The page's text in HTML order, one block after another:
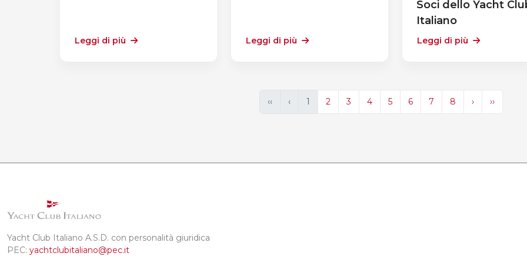
Leggi di più Leggi di più
Soci dello Yacht
Italiano
Leggi di più
‹‹ ‹ 1 2 3 4 5 6 7 8 › ››
Yacht Club Italiano A.S.D. con personalità giuridica
PEC: yachtclubitaliano@pec.it